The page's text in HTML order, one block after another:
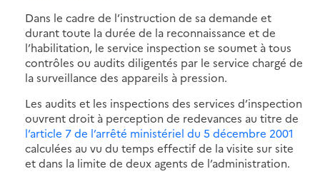
Dans le cadre de l’instruction de sa demande et
durant toute la durée de la reconnaissance et de
l’habilitation, le service inspection se soumet à tous
contrôles ou audits diligentés par le service chargé de
la surveillance des appareils à pression.
Les audits et les inspections des services d’inspection
ouvrent droit à perception de redevances au titre de
l’article 7 de l’arrêté ministériel du 5 décembre 2001
calculées au vu du temps effectif de la visite sur site
et dans la limite de deux agents de l’administration.